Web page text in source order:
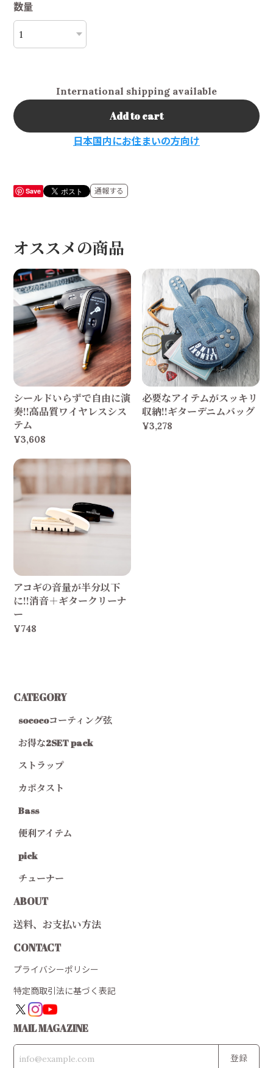
CATEGORY
sococoコーティング弦
お得な2SET pack
ストラップ
カポタスト
Bass
便利アイテム
pick
チューナー
ABOUT
送料、お支払い方法
CONTACT
プライバシーポリシー
特定商取引法に基づく表記
MAIL MAGAZINE
登録
数量
International shipping available
Add to cart
日本国内にお住まいの方向け
Save 通報する
オススメの商品
シールドいらずで自由に演
奏!!高品質ワイヤレスシス
テム
¥3,608
必要なアイテムがスッキリ
収納!!ギターデニムバッグ
¥3,278
アコギの音量が半分以下
に!!消音＋ギタークリーナ
ー
¥748